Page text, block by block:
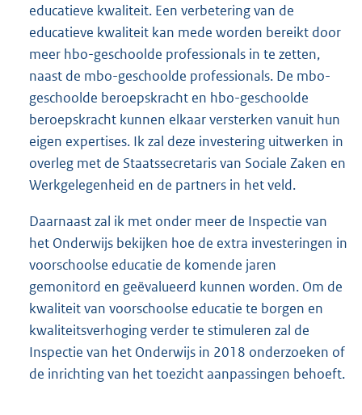
educatieve kwaliteit. Een verbetering van de
educatieve kwaliteit kan mede worden bereikt door
meer hbo-geschoolde professionals in te zetten,
naast de mbo-geschoolde professionals. De mbo-
geschoolde beroepskracht en hbo-geschoolde
beroepskracht kunnen elkaar versterken vanuit hun
eigen expertises. Ik zal deze investering uitwerken in
overleg met de Staatssecretaris van Sociale Zaken en
Werkgelegenheid en de partners in het veld.
Daarnaast zal ik met onder meer de Inspectie van
het Onderwijs bekijken hoe de extra investeringen in
voorschoolse educatie de komende jaren
gemonitord en geëvalueerd kunnen worden. Om de
kwaliteit van voorschoolse educatie te borgen en
kwaliteitsverhoging verder te stimuleren zal de
Inspectie van het Onderwijs in 2018 onderzoeken of
de inrichting van het toezicht aanpassingen behoeft.